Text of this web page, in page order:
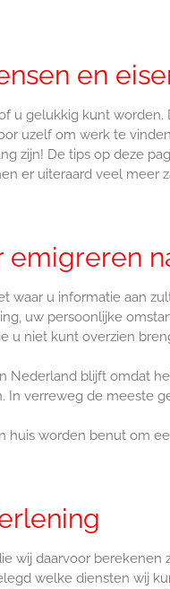
en
u gelukkig kunt
uzelf om werk te
zijn! De tips op deze
er uiteraard veel meer
emigreren
waar u informatie aan
uw persoonlijke
u niet kunt overzien
Nederland blijft omdat
In verreweg de meeste
huis worden benut om
wij daarvoor
welke diensten wij